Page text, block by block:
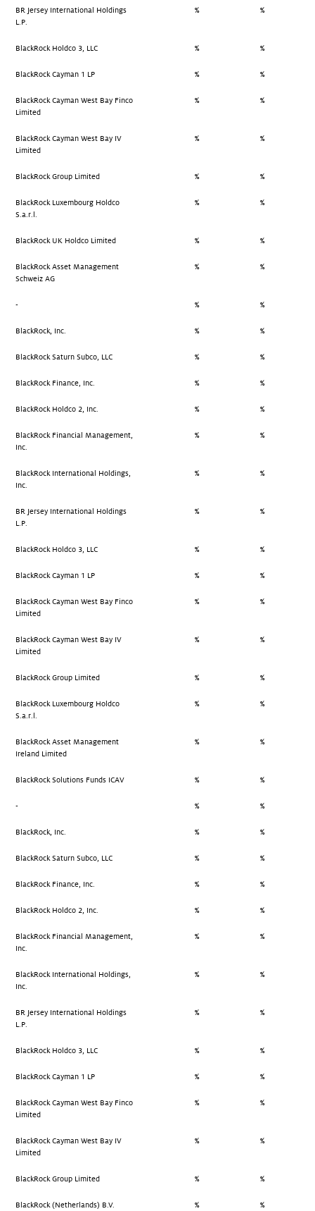
BR Jersey International Holdings
L.P.
% %
BlackRock Holdco 3, LLC % %
BlackRock Cayman 1 LP % %
BlackRock Cayman West Bay Finco
Limited
% %
BlackRock Cayman West Bay IV
Limited
% %
BlackRock Group Limited % %
BlackRock Luxembourg Holdco
S.a.r.l.
% %
BlackRock UK Holdco Limited % %
BlackRock Asset Management
Schweiz AG
% %
- % %
BlackRock, Inc. % %
BlackRock Saturn Subco, LLC % %
BlackRock Finance, Inc. % %
BlackRock Holdco 2, Inc. % %
BlackRock Financial Management,
Inc.
% %
BlackRock International Holdings,
Inc.
% %
BR Jersey International Holdings
L.P.
% %
BlackRock Holdco 3, LLC % %
BlackRock Cayman 1 LP % %
BlackRock Cayman West Bay Finco
Limited
% %
BlackRock Cayman West Bay IV
Limited
% %
BlackRock Group Limited % %
BlackRock Luxembourg Holdco
S.a.r.l.
% %
BlackRock Asset Management
Ireland Limited
% %
BlackRock Solutions Funds ICAV % %
- % %
BlackRock, Inc. % %
BlackRock Saturn Subco, LLC % %
BlackRock Finance, Inc. % %
BlackRock Holdco 2, Inc. % %
BlackRock Financial Management,
Inc.
% %
BlackRock International Holdings,
Inc.
% %
BR Jersey International Holdings
L.P.
% %
BlackRock Holdco 3, LLC % %
BlackRock Cayman 1 LP % %
BlackRock Cayman West Bay Finco
Limited
% %
BlackRock Cayman West Bay IV
Limited
% %
BlackRock Group Limited % %
BlackRock (Netherlands) B.V. % %